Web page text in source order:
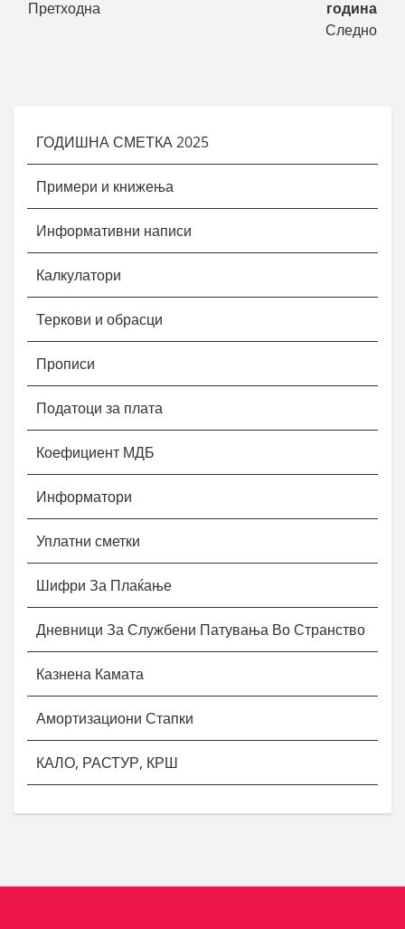
Претходна
година
Следно
ГОДИШНА СМЕТКА 2025
Примери и книжења
Информативни написи
Калкулатори
Теркови и обрасци
Прописи
Податоци за плата
Коефициент МДБ
Информатори
Уплатни сметки
Шифри За Плаќање
Дневници За Службени Патувања Во Странство
Казнена Камата
Амортизациони Стапки
КАЛО, РАСТУР, КРШ